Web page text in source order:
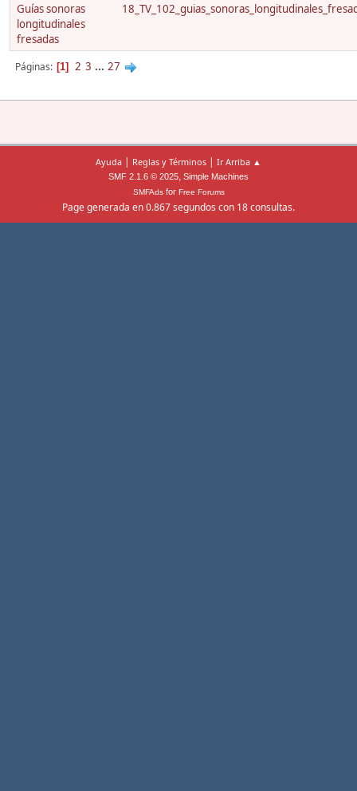
Guías sonoras
longitudinales
fresadas
Páginas 1 2 3 ... 27
Ayuda | Reglas y Términos | Ir Arriba ▲
SMF 2.1.6 © 2025, Simple Machines
SMFAdsfor Free Forums
Page generada en 0.867 segundos con 18 consultas.